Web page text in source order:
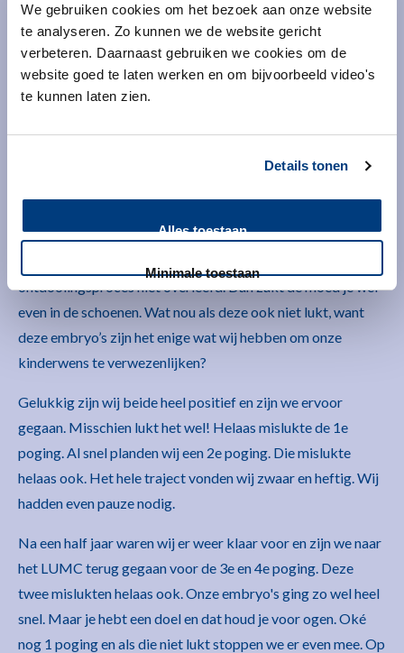
We gebruiken cookies om het bezoek aan onze website
te analyseren. Zo kunnen we de website gericht
verbeteren. Daarnaast gebruiken we cookies om de
website goed te laten werken en om bijvoorbeeld video's
te kunnen laten zien.
Details tonen
Alles toestaan
Minimale toestaan
Gelukkig was na een paar weken het baarmoederslijmvlies
dik genoeg om het embryo terug te plaatsen. De afspraak
ontdooid was, maar dat zij daarvoor wel 3 embryo’s
ontdooiingsproces niet overleefd. Dan zakt de moed je wel
even in de schoenen. Wat nou als deze ook niet lukt, want
deze embryo’s zijn het enige wat wij hebben om onze
kinderwens te verwezenlijken?
Gelukkig zijn wij beide heel positief en zijn we ervoor
gegaan. Misschien lukt het wel! Helaas mislukte de 1e
poging. Al snel planden wij een 2e poging. Die mislukte
helaas ook. Het hele traject vonden wij zwaar en heftig. Wij
hadden even pauze nodig.
Na een half jaar waren wij er weer klaar voor en zijn we naar
het LUMC terug gegaan voor de 3e en 4e poging. Deze
twee mislukten helaas ook. Onze embryo's ging zo wel heel
snel. Maar je hebt een doel en dat houd je voor ogen. Oké
nog 1 poging en als die niet lukt stoppen we er even mee. Op